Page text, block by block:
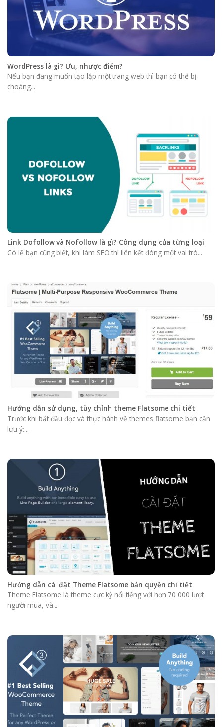
WordPress là gì? Ưu, nhược điểm?
Nếu bạn đang muốn tạo lập một trang web thì bạn có thể bị
choáng...
Link Dofollow và Nofollow là gì? Công dụng của từng loại
Có lẽ bạn cũng biết, khi làm SEO thì liên kết đóng một vai trò...
Hướng dẫn sử dụng, tùy chỉnh theme Flatsome chi tiết
Trước khi bắt đầu đọc và thực hành về themes flatsome bạn cần
lưu ý:...
Hướng dẫn cài đặt Theme Flatsome bản quyền chi tiết
Theme Flatsome là theme cực kỳ nổi tiếng với hơn 70 000 lượt
người mua, và...